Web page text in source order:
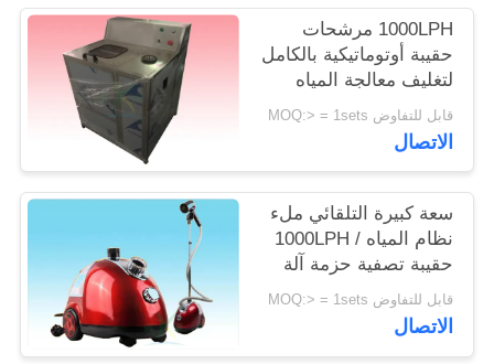
PRIVACY
POLICY
1000LPH مرشحات
حقيبة أوتوماتيكية بالكامل
لتغليف معالجة المياه
قابل للتفاوض MOQ:> = 1sets
الاتصال
سعة كبيرة التلقائي ملء
نظام المياه / 1000LPH
حقيبة تصفية حزمة آلة
قابل للتفاوض MOQ:> = 1sets
الاتصال